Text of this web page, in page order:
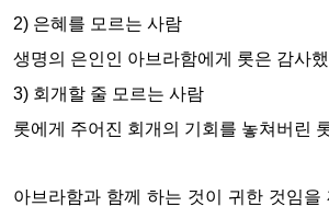
2) 은혜를 모르는 사람
생명의 은인인 아브라함에게 롯은 감사
3) 회개할 줄 모르는 사람
롯에게 주어진 회개의 기회를 놓쳐버린
아브라함과 함께 하는 것이 귀한 것임을